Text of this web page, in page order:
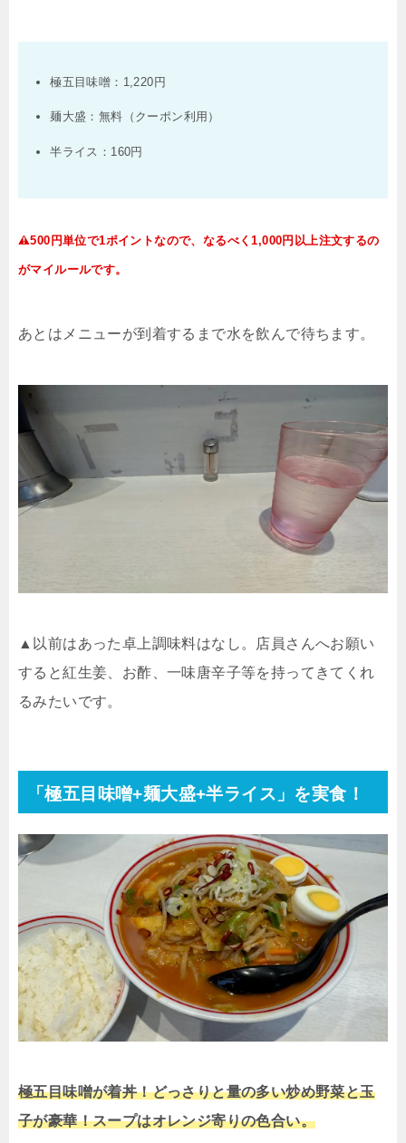
極五目味噌：1,220円
麺大盛：無料（クーポン利用）
半ライス：160円
500円単位で1ポイントなので、なるべく1,000円以上注文するの
がマイルールです。
あとはメニューが到着するまで水を飲んで待ちます。
▲以前はあった卓上調味料はなし。店員さんへお願い
すると紅生姜、お酢、一味唐辛子等を持ってきてくれ
るみたいです。
「極五目味噌+麺大盛+半ライス」を実食！
極五目味噌が着丼！どっさりと量の多い炒め野菜と玉
子が豪華！スープはオレンジ寄りの色合い。